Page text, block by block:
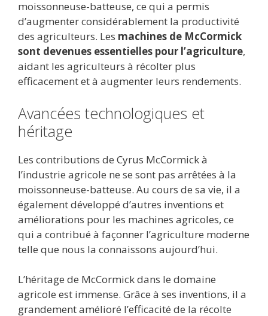
moissonneuse-batteuse, ce qui a permis
d’augmenter considérablement la productivité
des agriculteurs. Les machines de McCormick
sont devenues essentielles pour l’agriculture,
aidant les agriculteurs à récolter plus
efficacement et à augmenter leurs rendements.
Avancées technologiques et
héritage
Les contributions de Cyrus McCormick à
l’industrie agricole ne se sont pas arrêtées à la
moissonneuse-batteuse. Au cours de sa vie, il a
également développé d’autres inventions et
améliorations pour les machines agricoles, ce
qui a contribué à façonner l’agriculture moderne
telle que nous la connaissons aujourd’hui.
L’héritage de McCormick dans le domaine
agricole est immense. Grâce à ses inventions, il a
grandement amélioré l’efficacité de la récolte